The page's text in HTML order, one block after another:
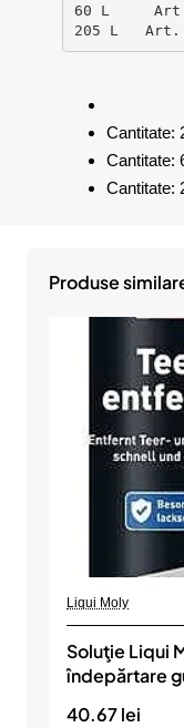
60 L
205 L
Cantitate:
Cantitate:
Cantitate:
Produse
Liqui Moly
Soluţie Liqui
îndepărtare
40.67 lei